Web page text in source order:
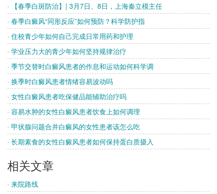
· 【春季白斑防治】| 3月7日、8日，上海秦立模主任
· 春季白癜风“同形反应”如何预防？科学防护指
· 住校青少年如何自己完成日常用药和护理
· 学业压力大的青少年如何坚持规律治疗
· 季节交替时白癜风患者的作息和运动如何科学调
· 换季时白癜风患者情绪容易波动吗
· 女性白癜风患者吃保健品能辅助治疗吗
· 容易水肿的女性白癜风患者饮食上如何调理
· 甲状腺问题合并白癜风的女性患者该怎么吃
· 长期素食的女性白癜风患者如何保持蛋白质摄入
相关文章
· 来院路线